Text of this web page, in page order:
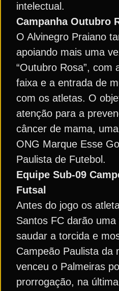
intelectual.
Campanha Outubro
O Alvinegro Praiano
apoiando mais uma
“Outubro Rosa”, com
faixa e a entrada de
com os atletas. O
atenção para a
câncer de mama,
ONG Marque Esse
Paulista de Futebol.
Equipe Sub-09
Futsal
Antes do jogo os
Santos FC darão
saudar a torcida e
Campeão Paulista da
venceu o Palmeiras
prorrogação, na